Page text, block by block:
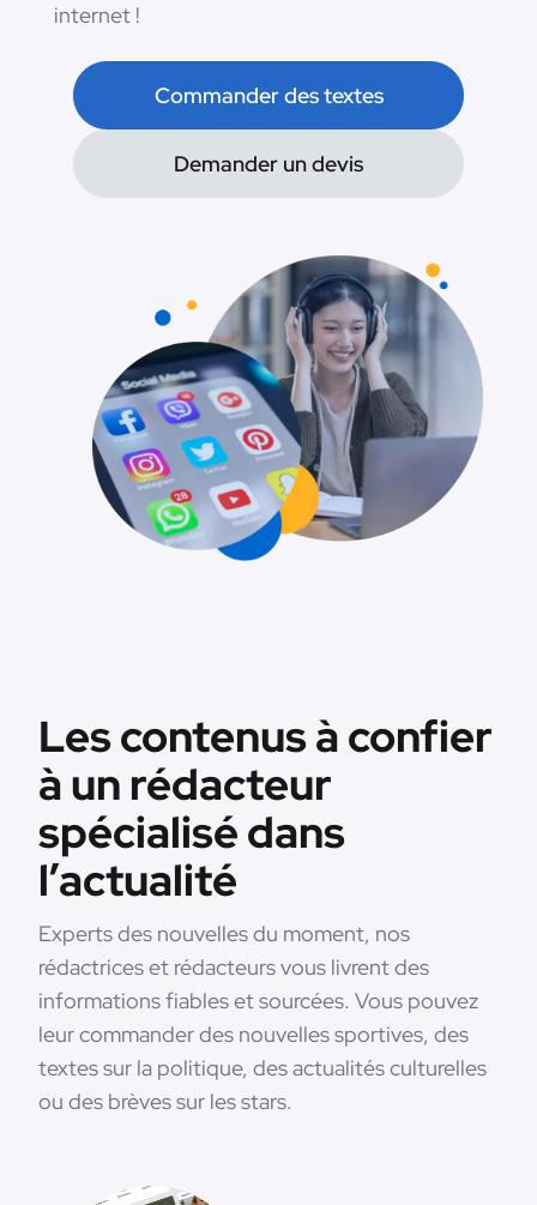
internet !
Commander des textes
Demander un devis
Les contenus à confier
à un rédacteur
spécialisé dans
l’actualité
Experts des nouvelles du moment, nos
rédactrices et rédacteurs vous livrent des
informations fiables et sourcées. Vous pouvez
leur commander des nouvelles sportives, des
textes sur la politique, des actualités culturelles
ou des brèves sur les stars.